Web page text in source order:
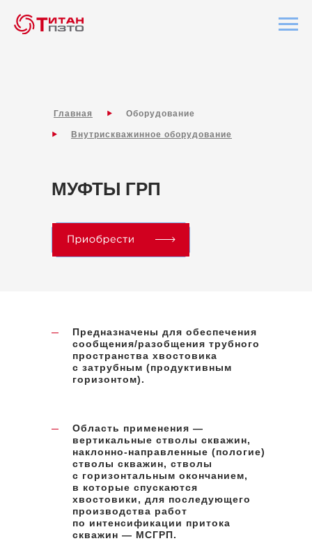
МУФТЫ ГРП
Главная Оборудование
Внутрискважинное оборудование
Предназначены для обеспечения
сообщения/разобщения трубного
пространства хвостовика
с затрубным (продуктивным
горизонтом).
Область применения —
вертикальные стволы скважин,
наклонно-направленные (пологие)
стволы скважин, стволы
с горизонтальным окончанием,
в которые спускаются
хвостовики, для последующего
производства работ
по интенсификации притока
скважин — МСГРП.